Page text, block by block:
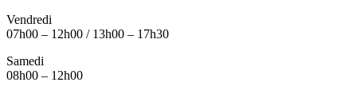
Vendredi
07h00 – 12h00 / 13h00 – 17h30
Samedi
08h00 – 12h00